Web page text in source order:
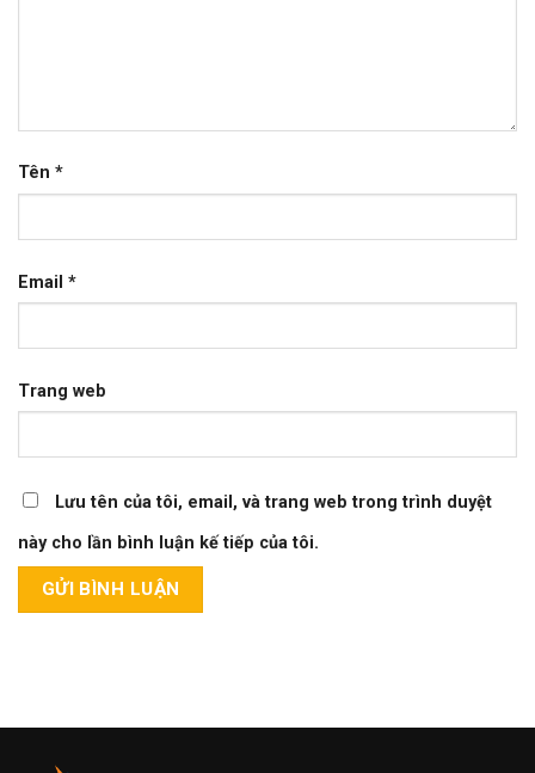
Tên *
Email *
Trang web
Lưu tên của tôi, email, và trang web trong trình duyệt
này cho lần bình luận kế tiếp của tôi.